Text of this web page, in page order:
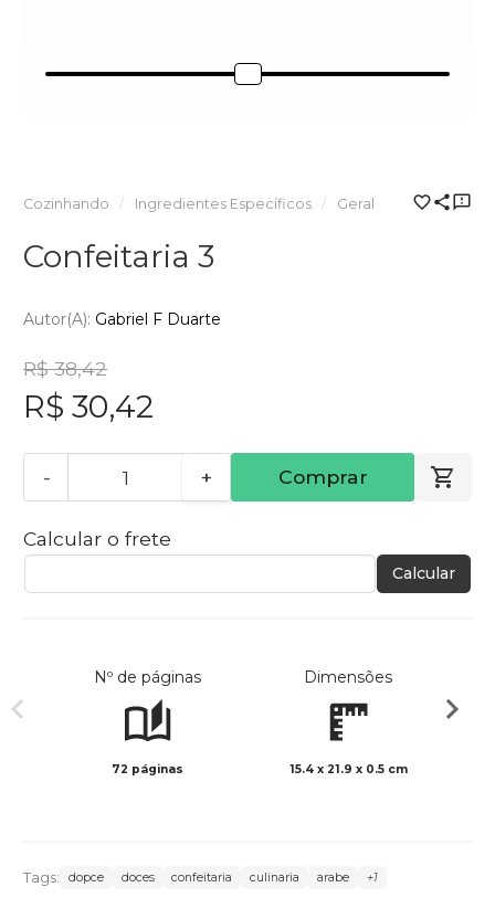
Cozinhando Ingredientes Específicos Geral
Confeitaria 3
Autor(a): Gabriel F Duarte
R$ 38,42
R$ 30,42
- + Comprar
Calcular o frete
Calcular
Nº de páginas
72 páginas
Dimensões
15.4 x 21.9 x 0.5 cm
Tags: dopce doces confeitaria culinaria arabe +1